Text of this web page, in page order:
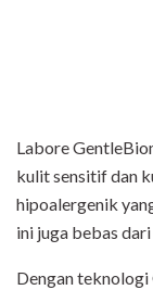
Labore
kulit sensitif dan
hipoalergenik
ini juga bebas dari
Dengan